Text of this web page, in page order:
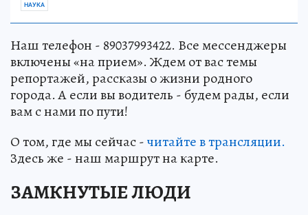
НАУКА
Наш телефон - 89037993422. Все мессенджеры
включены «на прием». Ждем от вас темы
репортажей, рассказы о жизни родного
города. А если вы водитель - будем рады, если
вам с нами по пути!
О том, где мы сейчас -читайте в трансляции.
Здесь же - наш маршрут на карте.
ЗАМКНУТЫЕ ЛЮДИ